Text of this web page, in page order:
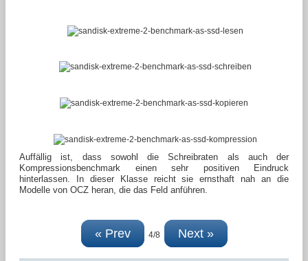
Auffällig ist, dass sowohl die Schreibraten als auch der
Kompressionsbenchmark einen sehr positiven Eindruck
hinterlassen. In dieser Klasse reicht sie ernsthaft nah an die
Modelle von OCZ heran, die das Feld anführen.
« Prev 4/8 Next »